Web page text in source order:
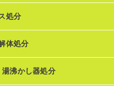
処分
体処分
沸かし器処分